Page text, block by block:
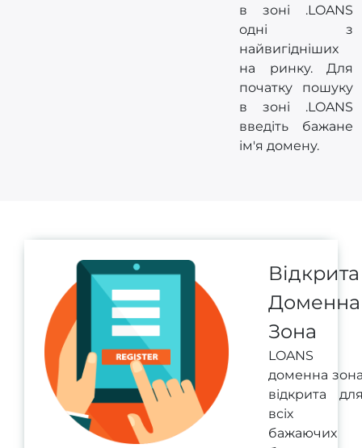
в зоні .LOANS
одні з
найвигідніших
на ринку. Для
початку пошуку
в зоні .LOANS
введіть бажане
ім'я домену.
Відкрита
Доменна
Зона
LOANS
доменна
відкрита
всіх
бажаючих